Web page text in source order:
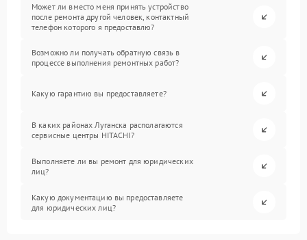
Может ли вместо меня принять устройство
после ремонта другой человек, контактный
телефон которого я предоставлю?
Возможно ли получать обратную связь в
процессе выполнения ремонтных работ?
Какую гарантию вы предоставляете?
В каких районах Луганска располагаются
сервисные центры HITACHI?
Выполняете ли вы ремонт для юридических
лиц?
Какую документацию вы предоставляете
для юридических лиц?